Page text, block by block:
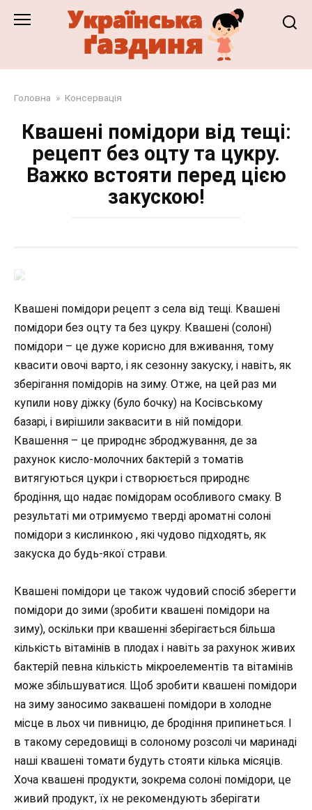
Головна » Консервація
Квашені помідори від тещі:
рецепт без оцту та цукру.
Важко встояти перед цією
закускою!
Квашені помідори рецепт з села від тещі. Квашені
помідори без оцту та без цукру. Квашені (солоні)
помідори – це дуже корисно для вживання, тому
квасити овочі варто, і як сезонну закуску, і навіть, як
зберігання помідорів на зиму. Отже, на цей раз ми
купили нову діжку (було бочку) на Косівському
базарі, і вирішили заквасити в ній помідори.
Квашення – це природнє зброджування, де за
рахунок кисло-молочних бактерій з томатів
витягуються цукри і створюється природнє
бродіння, що надає помідорам особливого смаку. В
результаті ми отримуємо тверді ароматні солоні
помідори з кислинкою , які чудово підходять, як
закуска до будь-якої страви.
Квашені помідори це також чудовий спосіб зберегти
помідори до зими (зробити квашені помідори на
зиму), оскільки при квашенні зберігається більша
кількість вітамінів в плодах і навіть за рахунок живих
бактерій певна кількість мікроелементів та вітамінів
може збільшуватися. Щоб зробити квашені помідори
на зиму заносимо заквашені помідори в холодне
місце в льох чи пивницю, де бродіння припинеться. І
в такому середовищі в солоному розсолі чи маринаді
наші квашені томати будуть стояти кілька місяців.
Хоча квашені продукти, зокрема солоні помідори, це
живий продукт, їх не рекомендують зберігати